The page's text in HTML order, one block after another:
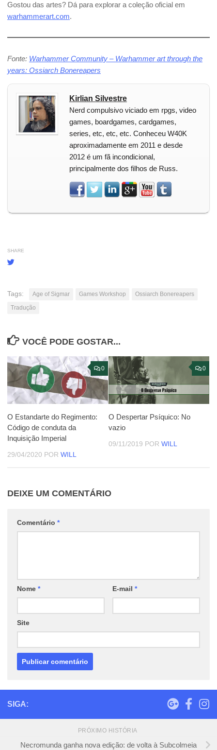
Gostou das artes? Dá para explorar a coleção oficial em
warhammerart.com.
Fonte: Warhammer Community – Warhammer art through the
years: Ossiarch Bonereapers
Kirlian Silvestre
Nerd compulsivo viciado em rpgs, video
games, boardgames, cardgames,
series, etc, etc, etc. Conheceu W40K
aproximadamente em 2011 e desde
2012 é um fã incondicional,
principalmente dos filhos de Russ.
SHARE
Tags: Age of Sigmar Games Workshop
Ossiarch Bonereapers
Tradução
VOCÊ PODE GOSTAR...
0
O Estandarte do Regimento:
Código de conduta da
Inquisição Imperial
29/04/2020 POR WILL
0
O Despertar Psíquico: No
vazio
09/11/2019 POR WILL
DEIXE UM COMENTÁRIO
Comentário *
Nome * E-mail *
Site
SIGA:
PRÓXIMO HISTÓRIA
Necromunda ganha nova edição: de volta à Subcolmeia